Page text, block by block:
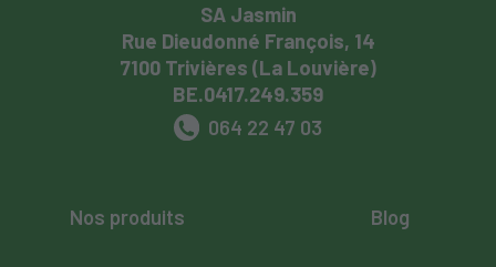
SA Jasmin
Rue Dieudonné François, 14
7100 Trivières (La Louvière)
BE.0417.249.359
064 22 47 03
Nos produits Blog